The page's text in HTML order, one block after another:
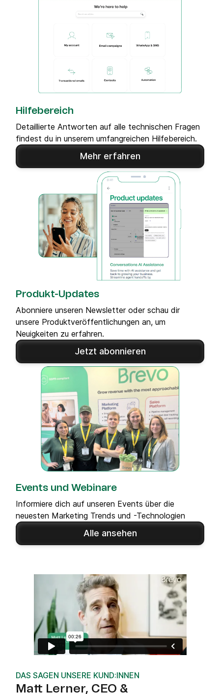
Hilfebereich
Detaillierte Antworten auf alle technischen Fragen
findest du in unserem umfangreichen Hilfebereich.
Mehr erfahren
Produkt-Updates
Abonniere unseren Newsletter oder schau dir
unsere Produktveröffentlichungen an, um
Neuigkeiten zu erfahren.
Jetzt abonnieren
Events und Webinare
Informiere dich auf unseren Events über die
neuesten Marketing Trends und -Technologien
Alle ansehen
DAS SAGEN UNSERE KUND:INNEN
Matt Lerner, CEO &